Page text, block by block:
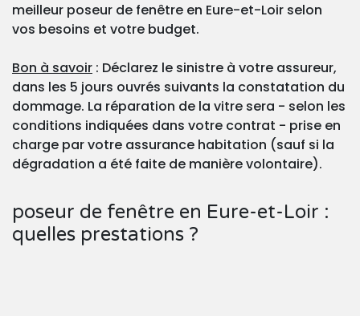
meilleur poseur de fenêtre en Eure-et-Loir selon
vos besoins et votre budget.
Bon à savoir : Déclarez le sinistre à votre assureur,
dans les 5 jours ouvrés suivants la constatation du
dommage. La réparation de la vitre sera - selon les
conditions indiquées dans votre contrat - prise en
charge par votre assurance habitation (sauf si la
dégradation a été faite de manière volontaire).
poseur de fenêtre en Eure-et-Loir :
quelles prestations ?